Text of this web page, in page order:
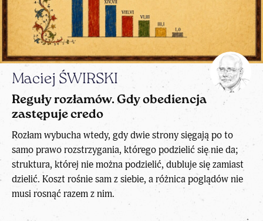
Maciej ŚWIRSKI
Reguły rozłamów. Gdy obediencja
zastępuje credo
Rozłam wybucha wtedy, gdy dwie strony sięgają po to
samo prawo rozstrzygania, którego podzielić się nie da;
struktura, której nie można podzielić, dubluje się zamiast
dzielić. Koszt rośnie sam z siebie, a różnica poglądów nie
musi rosnąć razem z nim.